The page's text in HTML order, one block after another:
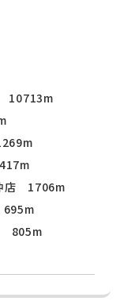
10713m
店 1706m
695m
805m